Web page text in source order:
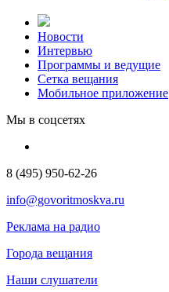
Новости
Интервью
Программы и ведущие
Сетка вещания
Мобильное приложение
Мы в соцсетях
8 (495) 950-62-26
info@govoritmoskva.ru
Реклама на радио
Города вещания
Наши слушатели